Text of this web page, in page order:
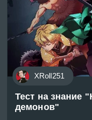
XRoll251
Тест на знание
демонов"